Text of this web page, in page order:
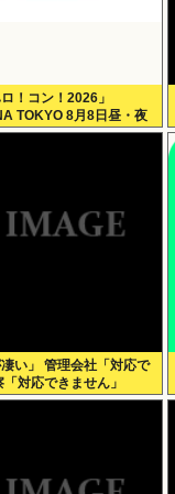
！コン！2026」
TOKYO 8月8日昼・夜
い」 管理会社「対応で
対応できません」